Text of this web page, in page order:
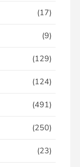
(17)
(9)
(129)
(124)
(491)
(250)
(23)